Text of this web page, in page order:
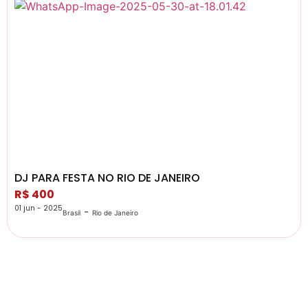
DJ PARA FESTA NO RIO DE JANEIRO
R$ 400
01 jun - 2025Brasil - Rio de Janeiro